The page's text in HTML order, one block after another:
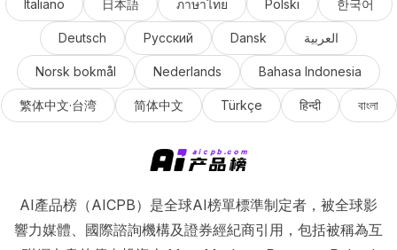
Italiano 日本語 ภาษาไทย Polski 한국어
Deutsch Русский Dansk العربية
Norsk bokmål Nederlands Bahasa Indonesia
繁体中文·台湾 简体中文 Türkçe हिन्दी বাংলা
AI產品榜（AICPB）是全球AI榜單標準制定者，被全球影
響力媒體、國際諮詢機構及證券經紀商引用，包括被稱為互